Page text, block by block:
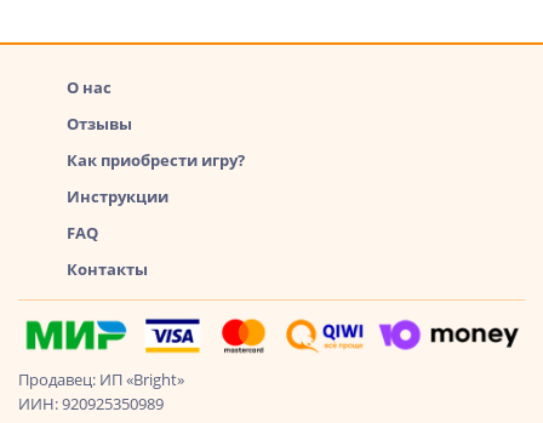
О нас
Отзывы
Как приобрести игру?
Инструкции
FAQ
Контакты
Продавец: ИП «Bright»
ИИН: 920925350989